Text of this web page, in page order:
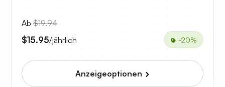
Ab $19.94
$15.95/jährlich -20%
Anzeigeoptionen